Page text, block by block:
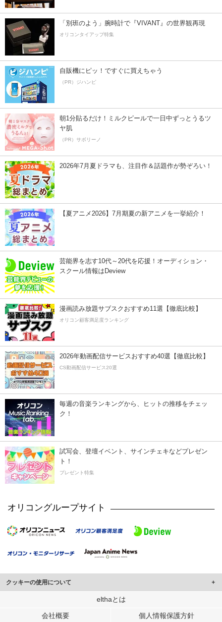
「別班のよう」腕時計で『VIVANT』の世界観再現
オリコンタイアップ特集
自販機にピッ！ですぐに買えちゃう
（PR）ジハンピ
朝1分貼るだけ！ミルクピールで一日中ずっとうるツ
ヤ肌
（PR）サボリーノ
2026年7月夏ドラマも、注目作＆話題作が勢ぞろい！
【夏アニメ2026】7月期夏の新アニメを一挙紹介！
芸能界を志す10代～20代を応援！オーディション・
スクール情報はDeview
漫画読み放題サブスクおすすめ11選【徹底比較】
オリコン顧客満足度ランキング
2026年動画配信サービスおすすめ40選【徹底比較】
CS動画配信サービス20選
毎週の音楽ランキングから、ヒットの推移をチェッ
ク！
試写会、登壇イベント、サインチェキなどプレゼン
ト！
プレゼント特集
オリコングループサイト
クッキーの使用について
このサイトでは Cookie を使用して、ユーザーに合わせたコンテンツや広告の
行っています。
elthaとは
会社概要 個人情報保護方針